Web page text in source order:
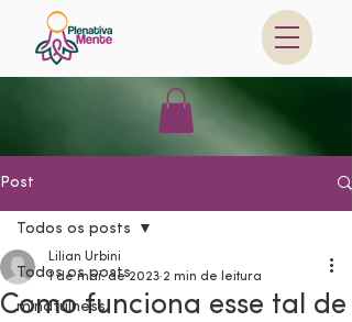
Post
Todos os posts
mindfulness
Todos os posts
Como funciona esse tal de
Lilian Urbini
1 de mai. de 2023 2 min de leitura